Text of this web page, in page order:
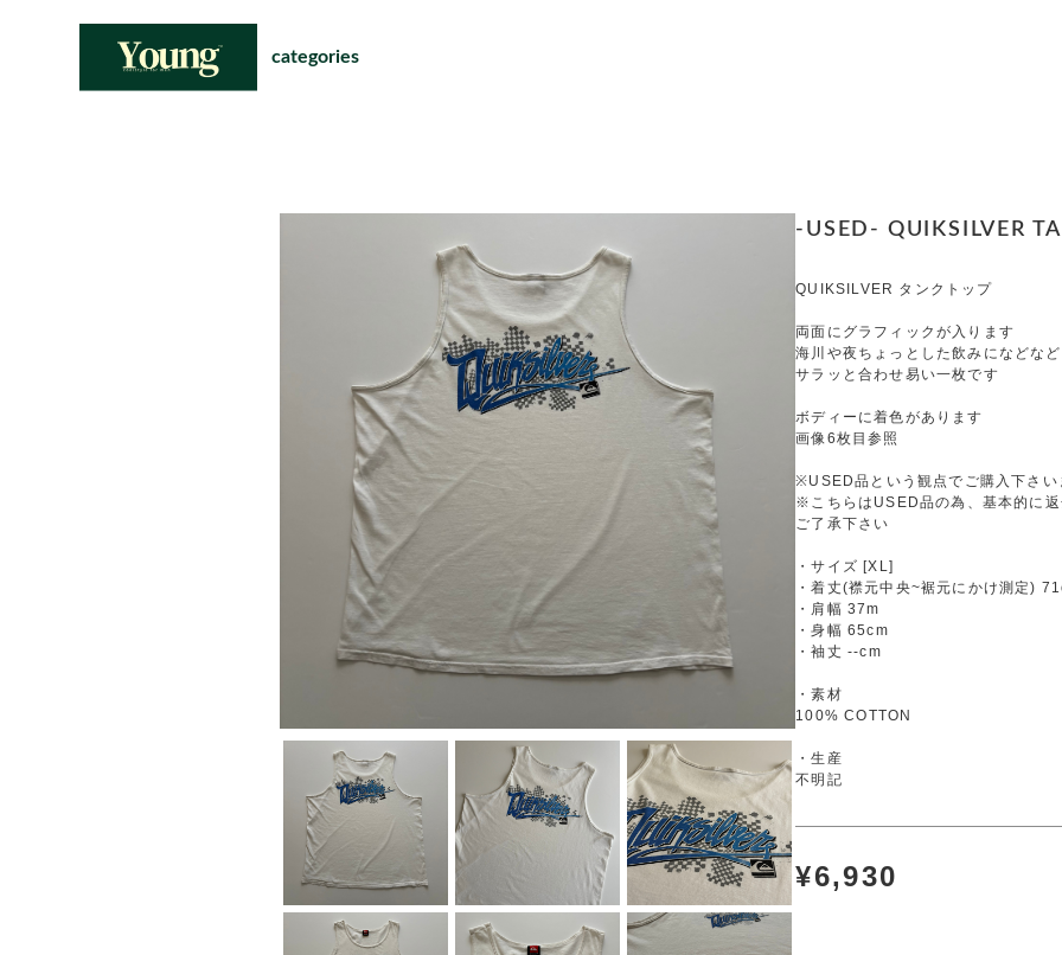
categories
-USED- QUIKSILVER
QUIKSILVER タンクトップ
両面にグラフィックが入ります
海川や夜ちょっとした飲みになどなど
サラッと合わせ易い一枚です
ボディーに着色があります
画像6枚目参照
※USED品という観点でご購入下さい
※こちらはUSED品の為、基本的に
ご了承下さい
・サイズ [XL]
・着丈(襟元中央~裾元にかけ測定)
・肩幅 37m
・身幅 65cm
・袖丈 --cm
・素材
100% COTTON
・生産
不明記
¥6,930